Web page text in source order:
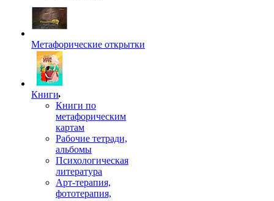
Метафорические открытки
Книги
Книги по
метафорическим
картам
Рабочие тетради,
альбомы
Психологическая
литература
Арт-терапия,
фототерапия,